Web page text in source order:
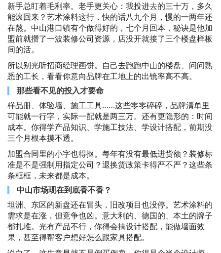
新手总盯着毛利率。老手更关心：我投进去的三十万，多久
能滚回来？艺术涂料这行，快的话八九个月，慢的一两年还
在熬。中山港口镇有个做得好的，七个月回本，秘诀是他加
盟前就攒了一波装修公司资源，店没开就接了三个楼盘样板
间的活。
所以别光听招商经理画饼。自己去跑跑中山的楼盘、问问熟
悉的工长，看看你意向品牌在工地上的出镜率高不高。
那些看不见的投入才要命
样品册、体验墙、施工工具……这些零零碎碎，品牌清单里
可能就一行字，实际一配就是两三万。还有更隐形的：时间
成本。你得学产品知识、学施工技法、学设计搭配，前期没
三个月根本摸不透。
加盟合同里的小字也得抠。每年有没有最低进货额？装修标
准是不是强制用指定公司？退换货政策卡得严不严？这些条
条框框，未来都是成本。
中山市场现在到底香不香？
坦洲、东区的新盘还在冒头，旧改项目也没停。艺术涂料的
需求是在涨，但竞争也凶。意大利的、德国的、本土的牌子
都扎堆。光有产品不行，你得会搞设计搭配，能做墙面效
果，甚至得帮客户想好怎么跟家具搭配。